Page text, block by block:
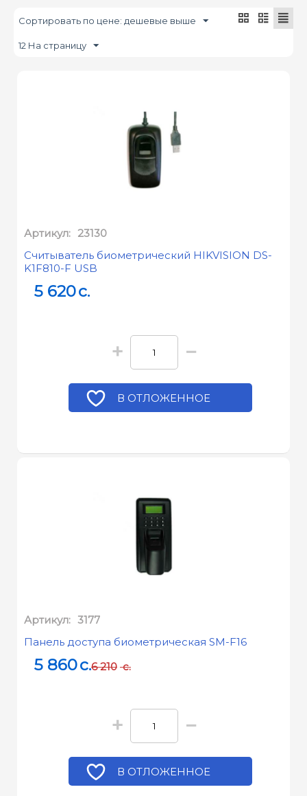
Сортировать по цене: дешевые выше
12 На страницу
Артикул: 23130
Считыватель биометрический HIKVISION DS-
K1F810-F USB
5 620c.
+ −
В ОТЛОЖЕННОЕ
Артикул: 3177
Панель доступа биометрическая SM-F16
5 860c.6 210 c.
+ −
В ОТЛОЖЕННОЕ